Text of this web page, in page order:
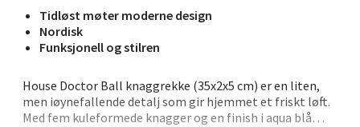
Tidløst møter moderne design
Nordisk
Funksjonell og stilren
House Doctor Ball knaggrekke (35x2x5 cm) er en liten,
men iøynefallende detalj som gir hjemmet et friskt løft.
Med fem kuleformede knagger og en finish i aqua blå
Bergen - Oasen Senter
Folke Bernadottes vei 52, 5147 Fyllingsdalen
Åpent i dag 10-21